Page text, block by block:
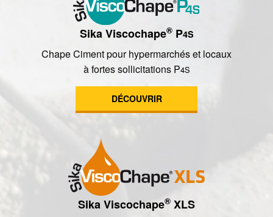
Sika Viscochape®P4S
Chape Ciment pour hypermarchés et locaux
à fortes sollicitations P4S
DÉCOUVRIR
Sika Viscochape® XLS